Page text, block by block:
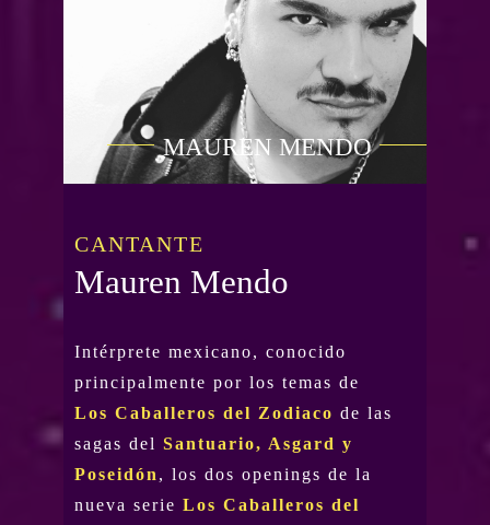
MAUREN MENDO
CANTANTE
Mauren Mendo
Intérprete mexicano, conocido
principalmente por los temas de
Los Caballeros del Zodiaco de las
sagas delSantuario, Asgard y
Poseidón , los dos openings de la
nueva serieLos Caballeros del